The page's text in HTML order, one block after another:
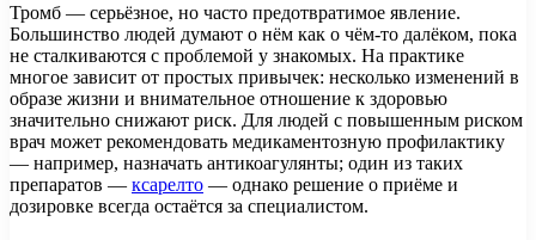
Тромб — серьёзное, но часто предотвратимое явление.
Большинство людей думают о нём как о чём-то далёком, пока
не сталкиваются с проблемой у знакомых. На практике
многое зависит от простых привычек: несколько изменений в
образе жизни и внимательное отношение к здоровью
значительно снижают риск. Для людей с повышенным риском
врач может рекомендовать медикаментозную профилактику
— например, назначать антикоагулянты; один из таких
препаратов — ксарелто — однако решение о приёме и
дозировке всегда остаётся за специалистом.